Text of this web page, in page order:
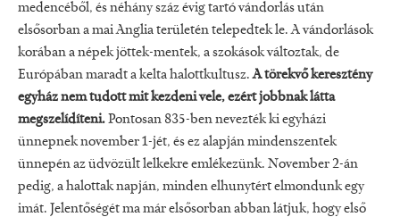
medencéből, és néhány száz évig tartó vándorlás után
elsősorban a mai Anglia területén telepedtek le. A vándorlások
korában a népek jöttek-mentek, a szokások változtak, de
Európában maradt a kelta halottkultusz.A törekvő keresztény
egyház nem tudott mit kezdeni vele, ezért jobbnak látta
megszelídíteni.Pontosan 835-ben nevezték ki egyházi
ünnepnek november 1-jét, és ez alapján mindenszentek
ünnepén az üdvözült lelkekre emlékezünk. November 2-án
pedig, a halottak napján, minden elhunytért elmondunk egy
imát. Jelentőségét ma már elsősorban abban látjuk, hogy első